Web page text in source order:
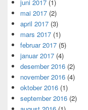
juni 2017 (1)
mai 2017 (2)
april 2017 (3)
mars 2017 (1)
februar 2017 (5)
januar 2017 (4)
desember 2016 (2)
november 2016 (4)
oktober 2016 (1)
september 2016 (2)